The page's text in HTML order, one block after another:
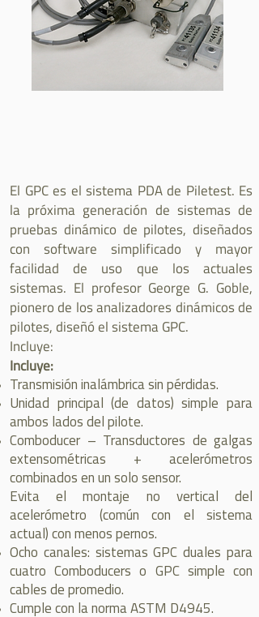
El GPC es el sistema PDA de Piletest. Es
la próxima generación de sistemas de
pruebas dinámico de pilotes, diseñados
con software simplificado y mayor
facilidad de uso que los actuales
sistemas. El profesor George G. Goble,
pionero de los analizadores dinámicos de
pilotes, diseñó el sistema GPC.
Incluye:
Incluye:
Transmisión inalámbrica sin pérdidas.
Unidad principal (de datos) simple para
ambos lados del pilote.
Comboducer – Transductores de galgas
extensométricas + acelerómetros
combinados en un solo sensor.
Evita el montaje no vertical del
acelerómetro (común con el sistema
actual) con menos pernos.
Ocho canales: sistemas GPC duales para
cuatro Comboducers o GPC simple con
cables de promedio.
Cumple con la norma ASTM D4945.